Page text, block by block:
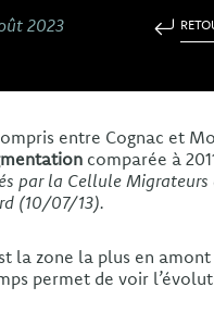
2023
entre Cognac et
comparée à
par la Cellule
(10/07/13).
la zone la plus en
permet de voir